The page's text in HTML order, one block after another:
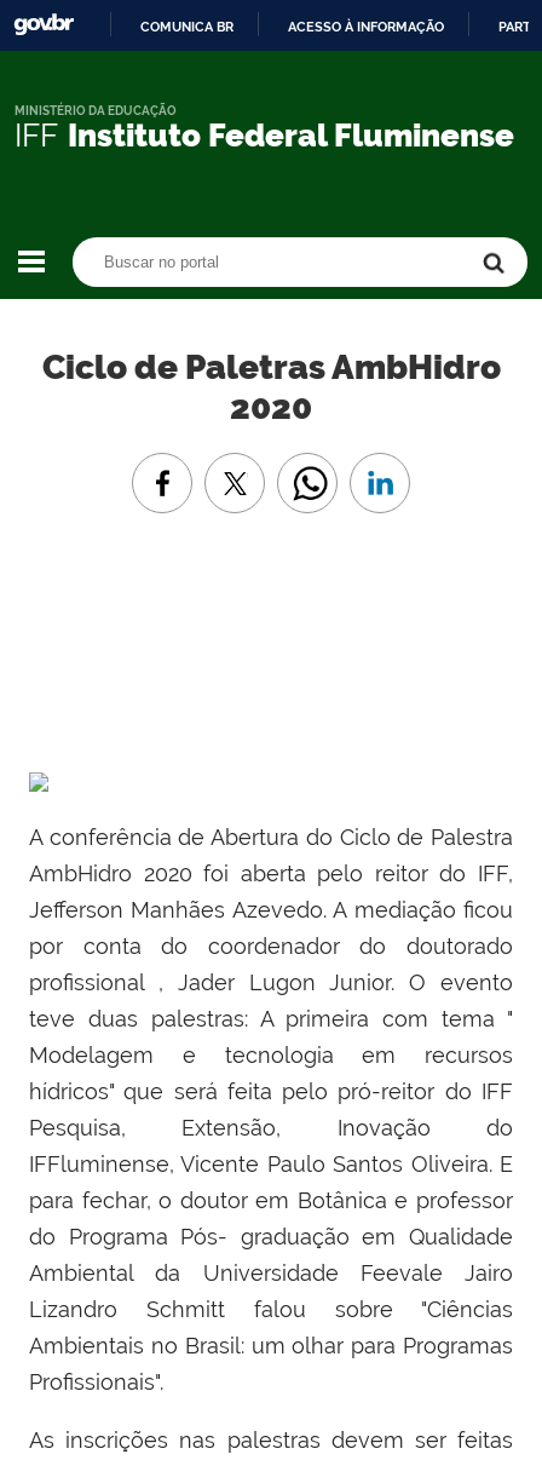
CONTEÚDO
COMUNICA BR ACESSO À INFORMAÇÃO
IFF Instituto Federal Fluminense
MINISTÉRIO DA EDUCAÇÃO
Ciclo de Paletras AmbHidro
2020
A conferência de Abertura do Ciclo de Palestra
AmbHidro 2020 foi aberta pelo reitor do IFF,
Jefferson Manhães Azevedo. A mediação ficou
por conta do coordenador do doutorado
profissional , Jader Lugon Junior. O evento
teve duas palestras: A primeira com tema "
Modelagem e tecnologia em recursos
hídricos" que será feita pelo pró-reitor do IFF
Pesquisa, Extensão, Inovação do
IFFluminense, Vicente Paulo Santos Oliveira. E
para fechar, o doutor em Botânica e professor
do Programa Pós- graduação em Qualidade
Ambiental da Universidade Feevale Jairo
Lizandro Schmitt falou sobre "Ciências
Ambientais no Brasil: um olhar para Programas
Profissionais".
As inscrições nas palestras devem ser feitas